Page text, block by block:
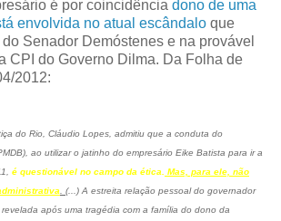
é por coincidência dono de uma
envolvida no atual escândalo que
Senador Demóstenes e na provável
CPI do Governo Dilma. Da Folha de
2012:
do Rio, Cláudio Lopes, admitiu que a conduta do
ao utilizar o jatinho do empresário Eike Batista para ir a
é questionável no campo da ética.
Mas, para ele, não
(...) A estreita relação pessoal do governador
após uma tragédia com a família do dono da